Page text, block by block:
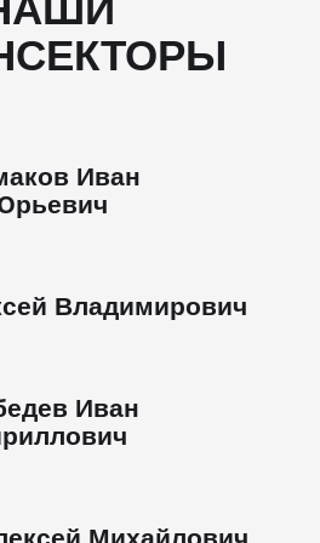
Иван
Владимирович
Иван
Михайлович